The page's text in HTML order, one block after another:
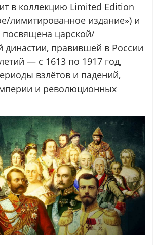
в коллекцию Limited Edition
лимитированное издание») и
посвящена царской/
династии, правившей в России
— с 1613 по 1917 год,
взлётов и падений,
и революционных